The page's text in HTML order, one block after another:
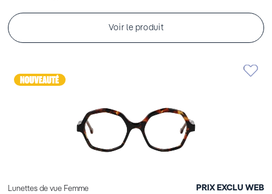
Voir le produit
Lunettes de vue Femme PRIX EXCLU WEB